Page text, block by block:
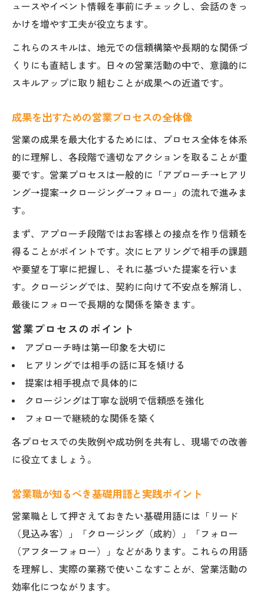
ュースやイベント情報を事前にチェックし、会話のきっ
かけを増やす工夫が役立ちます。
これらのスキルは、地元での信頼構築や長期的な関係づ
くりにも直結します。日々の営業活動の中で、意識的に
スキルアップに取り組むことが成果への近道です。
成果を出すための営業プロセスの全体像
営業の成果を最大化するためには、プロセス全体を体系
的に理解し、各段階で適切なアクションを取ることが重
要です。営業プロセスは一般的に「アプローチ→ヒアリ
ング→提案→クロージング→フォロー」の流れで進みま
す。
まず、アプローチ段階ではお客様との接点を作り信頼を
得ることがポイントです。次にヒアリングで相手の課題
や要望を丁寧に把握し、それに基づいた提案を行いま
す。クロージングでは、契約に向けて不安点を解消し、
最後にフォローで長期的な関係を築きます。
営業プロセスのポイント
アプローチ時は第一印象を大切に
ヒアリングでは相手の話に耳を傾ける
提案は相手視点で具体的に
クロージングは丁寧な説明で信頼感を強化
フォローで継続的な関係を築く
各プロセスでの失敗例や成功例を共有し、現場での改善
に役立てましょう。
営業職が知るべき基礎用語と実践ポイント
営業職として押さえておきたい基礎用語には「リード
（見込み客）」「クロージング（成約）」「フォロー
（アフターフォロー）」などがあります。これらの用語
を理解し、実際の業務で使いこなすことが、営業活動の
効率化につながります。